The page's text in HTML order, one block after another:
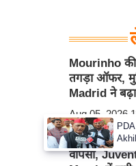
Mourinho
तगड़ा ऑफर,
Madrid ने
Aug 05, 2026
Mikhailo
वापसी,
बोले-
पुरानी